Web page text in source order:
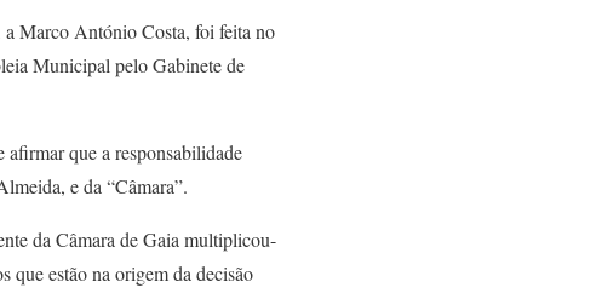
Marco António Costa, foi feita no
Municipal pelo Gabinete de
que a responsabilidade
e da “Câmara”.
da Câmara de Gaia multiplicou-
que estão na origem da decisão